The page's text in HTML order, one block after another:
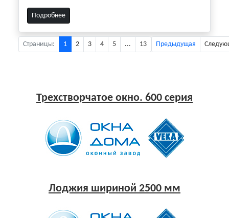
Подробнее
Страницы: 1 2 3 4 5 ... 13 Предыдущая
Трехстворчатое окно. 600 серия
Лоджия шириной 2500 мм